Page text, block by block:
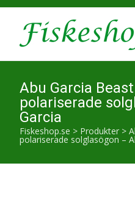
Abu Garcia
polariserade
Garcia
Fiskeshop.se > Produkter >
polariserade solglasögon –